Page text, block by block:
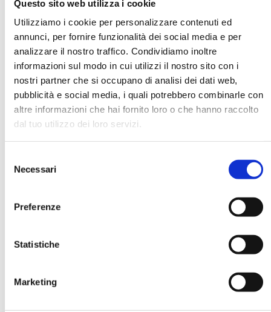
Questo sito web utilizza i cookie
Utilizziamo i cookie per personalizzare contenuti ed
annunci, per fornire funzionalità dei social media e per
analizzare il nostro traffico. Condividiamo inoltre
informazioni sul modo in cui utilizzi il nostro sito con i
nostri partner che si occupano di analisi dei dati web,
pubblicità e social media, i quali potrebbero combinarle con
altre informazioni che hai fornito loro o che hanno raccolto
dal tuo utilizzo dei loro servizi.
delNecessari
Preferenze
Statistiche
Marketing
DATA DI NASCITA *
E-MAIL *
AZIENDA
FUNZIONE AZIENDALE